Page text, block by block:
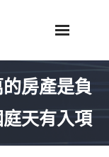
房產是負
天有入項